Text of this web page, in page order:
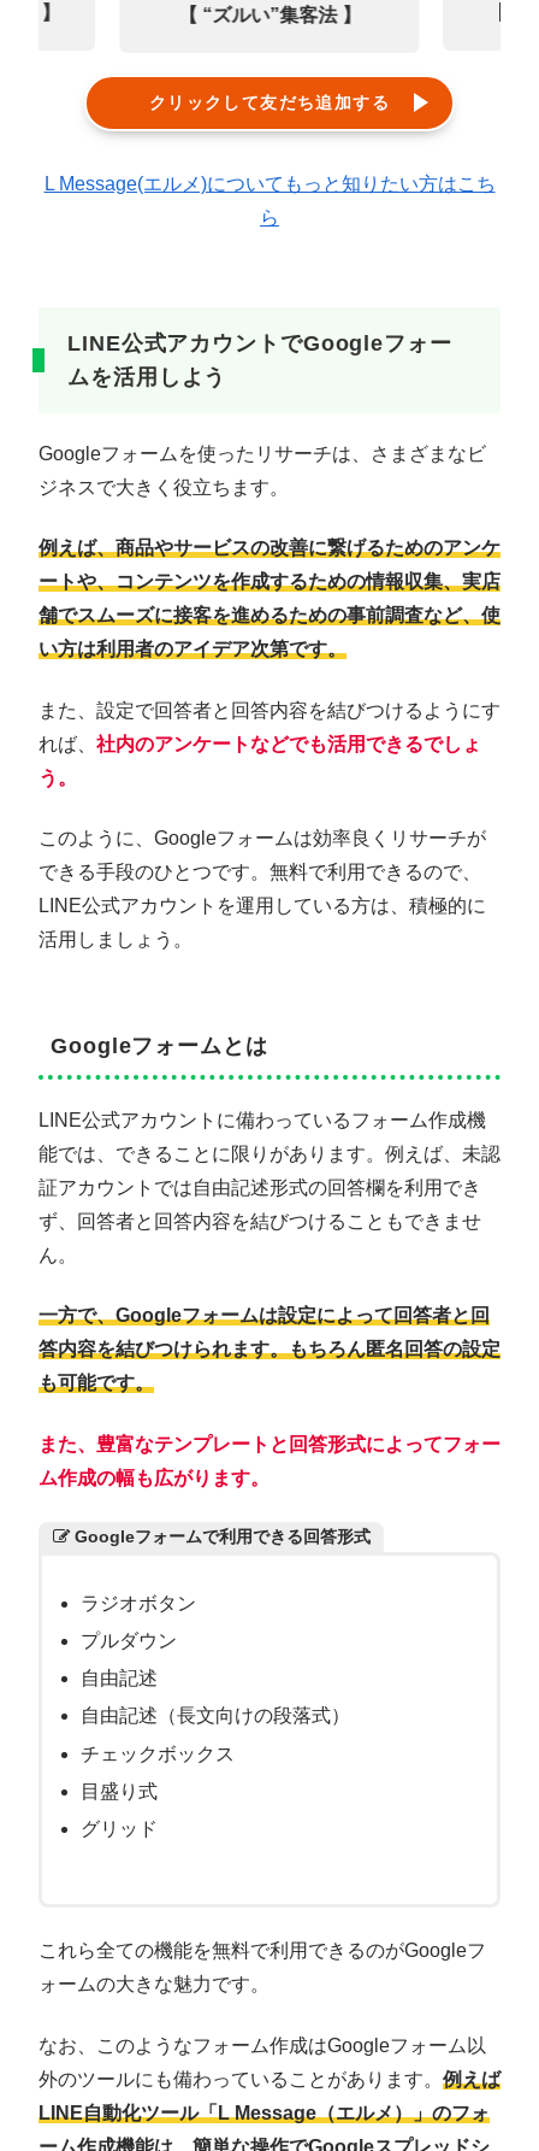
選 】
【 “ズルい”集客法 】
クリックして友だち追加する
L Message(エルメ)についてもっと知りたい方はこち
ら
LINE公式アカウントでGoogleフォー
ムを活用しよう
Googleフォームを使ったリサーチは、さまざまなビ
ジネスで大きく役立ちます。
例えば、商品やサービスの改善に繋げるためのアンケ
ートや、コンテンツを作成するための情報収集、実店
舗でスムーズに接客を進めるための事前調査など、使
い方は利用者のアイデア次第です。
また、設定で回答者と回答内容を結びつけるようにす
れば、 社内のアンケートなどでも活用できるでしょ
う。
このように、Googleフォームは効率良くリサーチが
できる手段のひとつです。無料で利用できるので、
LINE公式アカウントを運用している方は、積極的に
活用しましょう。
Googleフォームとは
LINE公式アカウントに備わっているフォーム作成機
能では、できることに限りがあります。例えば、未認
証アカウントでは自由記述形式の回答欄を利用でき
ず、回答者と回答内容を結びつけることもできませ
ん。
一方で、Googleフォームは設定によって回答者と回
答内容を結びつけられます。もちろん匿名回答の設定
も可能です。
また、豊富なテンプレートと回答形式によってフォー
ム作成の幅も広がります。
Googleフォームで利用できる回答形式
ラジオボタン
プルダウン
自由記述
自由記述（長文向けの段落式）
チェックボックス
目盛り式
グリッド
これら全ての機能を無料で利用できるのがGoogleフ
ォームの大きな魅力です。
なお、このようなフォーム作成はGoogleフォーム以
外のツールにも備わっていることがあります。 例えば
LINE自動化ツール「L Message（エルメ）」のフォ
ーム作成機能は、簡単な操作でGoogleスプレッドシ